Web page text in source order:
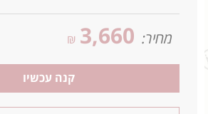
מחיר: 3,660
₪
קנה עכשיו